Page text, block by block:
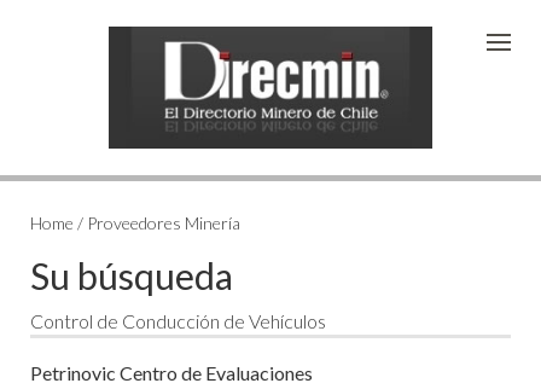
Home / Proveedores Minería
Su búsqueda
Control de Conducción de Vehículos
Petrinovic Centro de Evaluaciones